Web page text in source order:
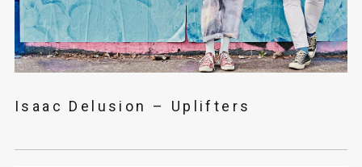
Isaac Delusion – Uplifters